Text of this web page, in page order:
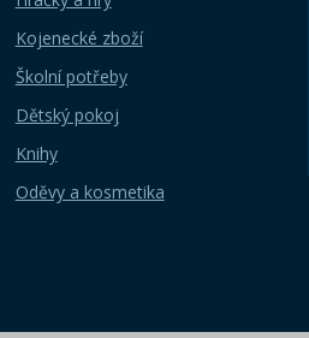
Kojenecké zboží
Školní potřeby
Dětský pokoj
Knihy
Oděvy a kosmetika